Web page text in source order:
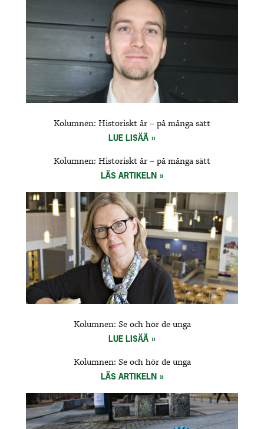
Kolumnen: Historiskt år – på många sätt
LUE LISÄÄ
Kolumnen: Historiskt år – på många sätt
LÄS ARTIKELN
Kolumnen: Se och hör de unga
LUE LISÄÄ
Kolumnen: Se och hör de unga
LÄS ARTIKELN